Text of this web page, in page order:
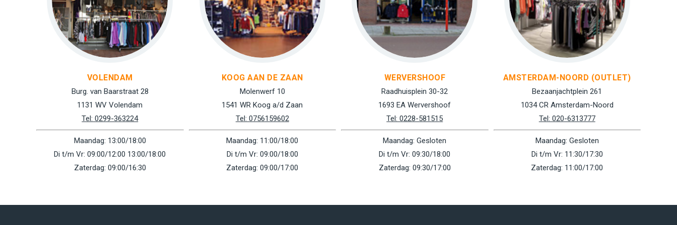
VOLENDAM
Burg. van Baarstraat 28
1131 WV Volendam
Tel: 0299-363224
Maandag: 13:00/18:00
Di t/m Vr: 09:00/12:00 13:00/18:00
Zaterdag: 09:00/16:30
KOOG AAN DE ZAAN
Molenwerf 10
1541 WR Koog a/d Zaan
Tel: 0756159602
Maandag: 11:00/18:00
Di t/m Vr: 09:00/18:00
Zaterdag: 09:00/17:00
WERVERSHOOF
Raadhuisplein 30-32
1693 EA Wervershoof
Tel: 0228-581515
Maandag: Gesloten
Di t/m Vr: 09:30/18:00
Zaterdag: 09:30/17:00
AMSTERDAM-NOORD (OUTLET)
Bezaanjachtplein 261
1034 CR Amsterdam-Noord
Tel: 020-6313777
Maandag: Gesloten
Di t/m Vr: 11:30/17:30
Zaterdag: 11:00/17:00